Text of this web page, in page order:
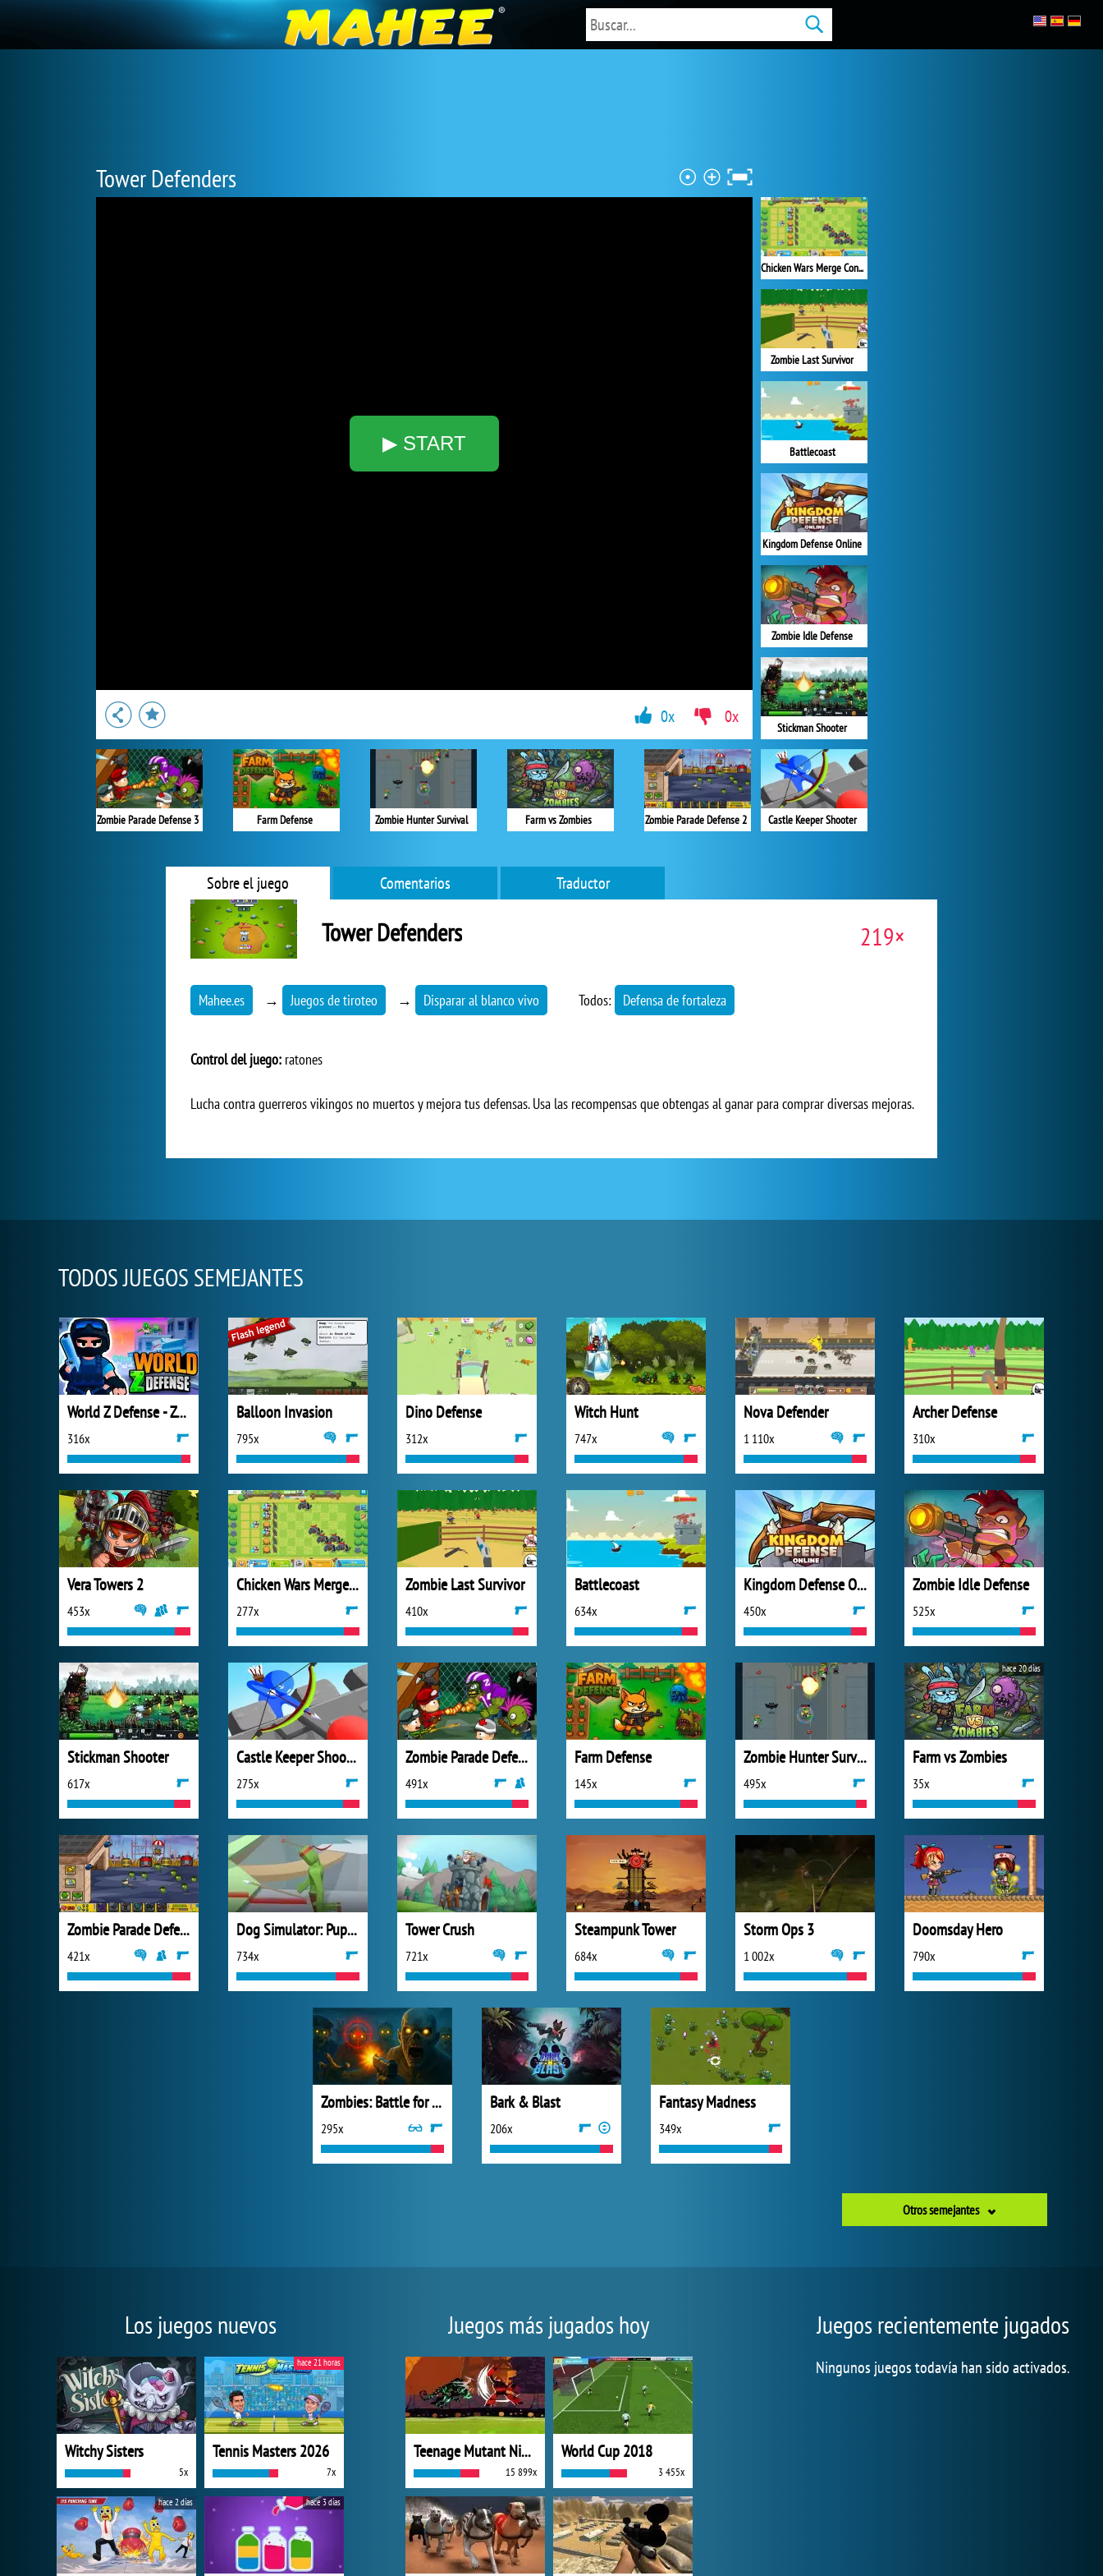
Tower Defenders
▶ START
Chicken Wars Merge Connect
Zombie Last Survivor
Battlecoast
Kingdom Defense Online
Zombie Idle Defense
Stickman Shooter
Castle Keeper Shooter
Zombie Parade Defense 3 Farm Defense Zombie Hunter Survival Farm vs Zombies Zombie Parade Defense 2
0x 0x
Sobre el juego Comentarios Traductor
Tower Defenders 219×
Mahee.es → Juegos de tiroteo → Disparar al blanco vivo Todos: Defensa de fortaleza
Control del juego: ratones
Lucha contra guerreros vikingos no muertos y mejora tus defensas. Usa las recompensas que obtengas al ganar para comprar diversas mejoras.
TODOS JUEGOS SEMEJANTES
World Z Defense - Zombie Defense
316x
Balloon Invasion
795x
Dino Defense
312x
Witch Hunt
747x
Nova Defender
1 110x
Archer Defense
310x
Vera Towers 2
453x
Chicken Wars Merge Connect
277x
Zombie Last Survivor
410x
Battlecoast
634x
Kingdom Defense Online
450x
Zombie Idle Defense
525x
Stickman Shooter
617x
Castle Keeper Shooter
275x
Zombie Parade Defense 3
491x
Farm Defense
145x
Zombie Hunter Survival
495x
Farm vs Zombies
35x
hace 20 días
Zombie Parade Defense 2
421x
Dog Simulator: Puppy Craft
734x
Tower Crush
721x
Steampunk Tower
684x
Storm Ops 3
1 002x
Doomsday Hero
790x
Zombies: Battle for Survival
295x
Bark & Blast
206x
Fantasy Madness
349x
Otros semejantes
Los juegos nuevos
Witchy Sisters
5x
Tennis Masters 2026
7x
hace 21 horas
hace 2 días hace 3 días
Juegos más jugados hoy
Teenage Mutant Ninja Turtles: Dark Horizons
15 899x
World Cup 2018
3 455x
Juegos recientemente jugados
Ningunos juegos todavía han sido activados.